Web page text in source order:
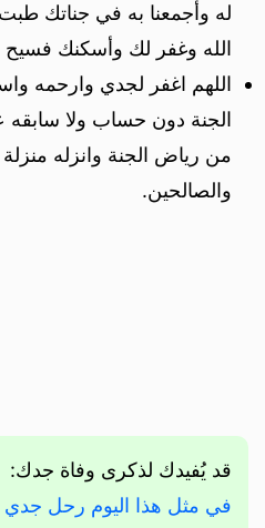
له وأجمعنا به في جناتك
الله وغفر لك وأسكنك فسيح
اللهم اغفر لجدي وارحمه
الجنة دون حساب ولا
من رياض الجنة وانزله
والصالحين.
قد يُفيدك لذكرى وفاة جدك:
في مثل هذا اليوم رحل جدي